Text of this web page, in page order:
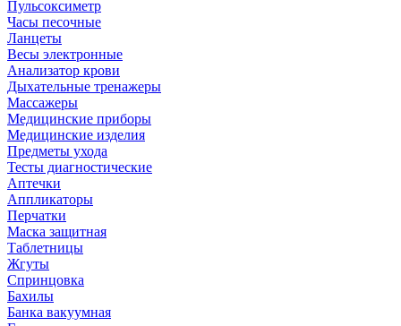
Пульсоксиметр
Часы песочные
Ланцеты
Весы электронные
Анализатор крови
Дыхательные тренажеры
Массажеры
Медицинские приборы
Медицинские изделия
Предметы ухода
Тесты диагностические
Аптечки
Аппликаторы
Перчатки
Маска защитная
Таблетницы
Жгуты
Спринцовка
Бахилы
Банка вакуумная